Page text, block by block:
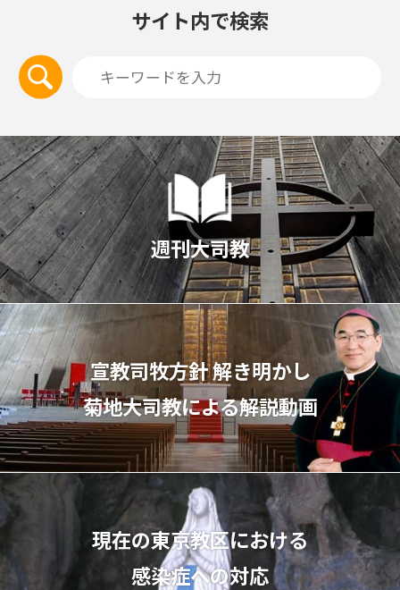
サイト内で検索
週刊大司教
宣教司牧⽅針 解き明かし
菊地⼤司教による解説動画
現在の東京教区における
感染症への対応